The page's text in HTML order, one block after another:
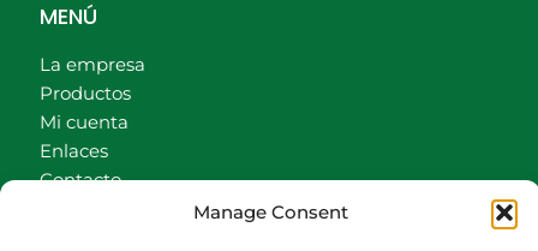
Manage Consent
MENÚ
La empresa
Productos
Mi cuenta
Enlaces
Contacto